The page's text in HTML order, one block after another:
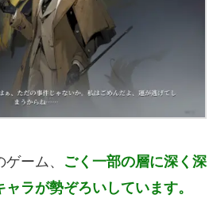
ーム、 ごく一部の層に深く深
ラが勢ぞろいしています。